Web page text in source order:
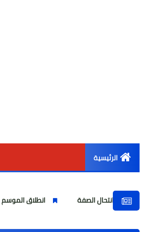
الرئيسية
أخبار مصر
الصفة انطلاق الموسم الخامس من